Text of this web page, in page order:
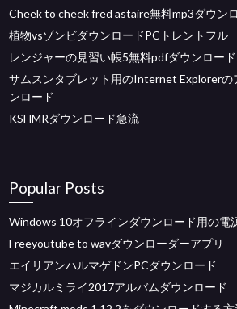
Cheek to cheek fred astaire無料mp3ダウン
植物vsゾンビダウンロードPCトレントフル
レンジャーの見習い帳5無料pdfダウンロード
サムスンタブレット用のInternet Explorerの
ンロード
KSHMRダウンロード急流
Popular Posts
Windows 10オフラインダウンロード用の電
Freeyoutube to wavダウンローダーアプリ
エイリアンハルマゲドンPCダウンロード
マジカルミライ2017アルバムダウンロード